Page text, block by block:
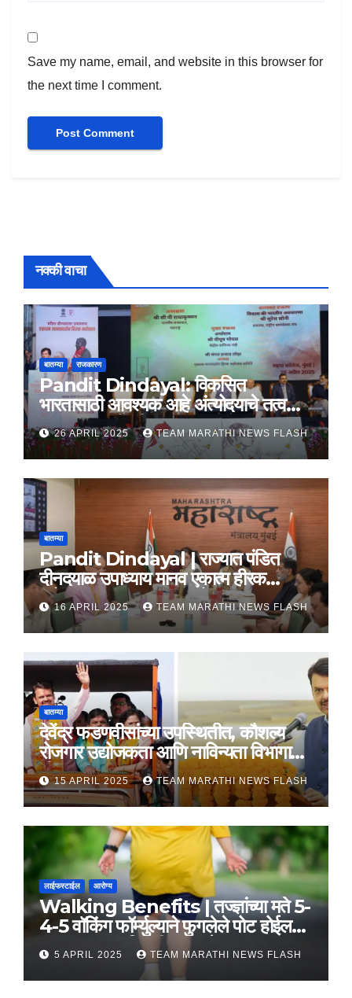
Save my name, email, and website in this browser for
the next time I comment.
नक्की वाचा
बातम्या राजकारण
Pandit Dindayal: विकसित
भारतासाठी आवश्यक आहे अंत्योदयाचे तत्वज्ञान
– राज्यपाल सी. पी. राधाकृष्णन
26 APRIL 2025 TEAM MARATHI NEWS FLASH
बातम्या
Pandit Dindayal | राज्यात पंडित
दीनदयाळ उपाध्याय मानव एकात्म हीरक
महोत्सव, 22-25 दरम्यान होणार साजरा
16 APRIL 2025 TEAM MARATHI NEWS FLASH
बातम्या
देवेंद्र फडणवीसांच्या उपस्थितीत, कौशल्य
रोजगार उद्योजकता आणि नाविन्यता विभागाचे
तीन सामंजस्य करार
15 APRIL 2025 TEAM MARATHI NEWS FLASH
लाईफस्टाईल आरोग्य
Walking Benefits | तज्ज्ञांच्या मते 5-
4-5 वॉकिंग फॉर्म्युल्याने फुगलेले पोट होईल
लवकर सपाट, मिळतील फायदे
5 APRIL 2025 TEAM MARATHI NEWS FLASH